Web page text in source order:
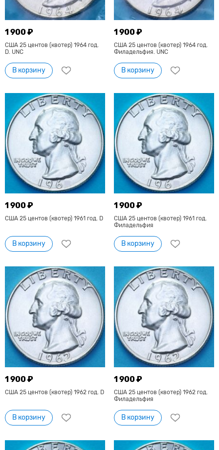
1 900 ₽
США 25 центов (квотер) 1964 год.
D. UNC
В корзину
1 900 ₽
США 25 центов (квотер) 1964 год.
Филадельфия. UNC
В корзину
1 900 ₽
США 25 центов (квотер) 1961 год. D
В корзину
1 900 ₽
США 25 центов (квотер) 1961 год.
Филадельфия
В корзину
1 900 ₽
США 25 центов (квотер) 1962 год. D
В корзину
1 900 ₽
США 25 центов (квотер) 1962 год.
Филадельфия
В корзину